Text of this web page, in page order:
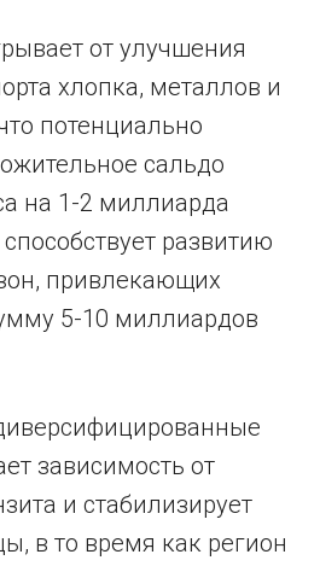
от улучшения
хлопка, металлов и
потенциально
сальдо
на 1-2 миллиарда
развитию
привлекающих
5-10 миллиардов
зависимость от
и стабилизирует
в то время как регион